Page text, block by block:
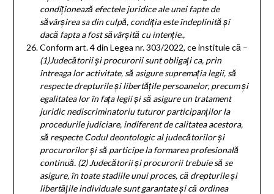
condiționează efectele juridice ale unei fapte de
săvârșirea sa din culpă, condiția este îndeplinită și
dacă fapta a fost săvârșită cu intenție.,
Conform art. 4 din Legea nr. 303/2022, ce instituie că –
(1)Judecătorii și procurorii sunt obligați ca, prin
întreaga lor activitate, să asigure supremația legii, să
respecte drepturile și libertățile persoanelor, precum și
egalitatea lor în fața legii și să asigure un tratament
juridic nediscriminatoriu tuturor participanților la
procedurile judiciare, indiferent de calitatea acestora,
să respecte Codul deontologic al judecătorilor și
procurorilor și să participe la formarea profesională
continuă. (2) Judecătorii și procurorii trebuie să se
asigure, în toate stadiile unui proces, că drepturile și
libertățile individuale sunt garantate și că ordinea